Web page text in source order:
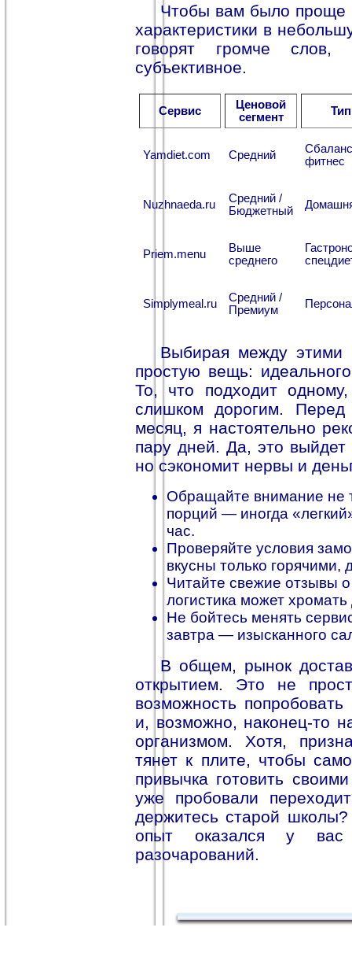
Чтобы вам было проще
характеристики в
говорят громче
субъективное.
Сервис
Ценовой
сегмент
Yamdiet.com Средний
фитнес
Nuzhnaeda.ru
Средний /
Бюджетный
Priem.menu
Выше
среднего
Simplymeal.ru
Средний /
Премиум
Выбирая между этими
простую вещь:
То, что подходит
слишком дорогим.
месяц, я настоятельно
пару дней. Да, это выйдет
но сэкономит нервы и
Обращайте внимание не
порций — иногда
час.
Проверяйте условия
вкусны только
Читайте свежие отзывы
логистика может
Не бойтесь менять
завтра — изысканного
В общем, рынок
открытием. Это не
возможность
и, возможно, наконец-то
организмом. Хотя,
тянет к плите, чтобы
привычка готовить
уже пробовали
держитесь старой
опыт оказался у
разочарований.